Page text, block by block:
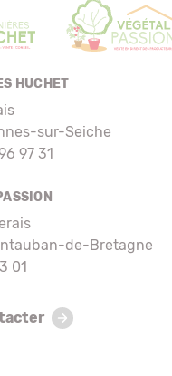
HUCHET
sur-Seiche
97 31
de-Bretagne
01